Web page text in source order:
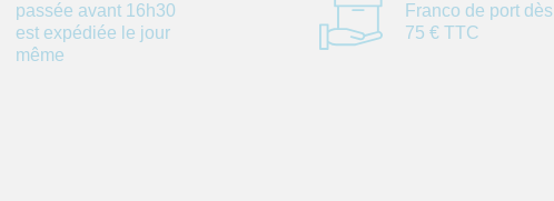
passée avant 16h30
est expédiée le jour
même
Franco de port dès
75 € TTC